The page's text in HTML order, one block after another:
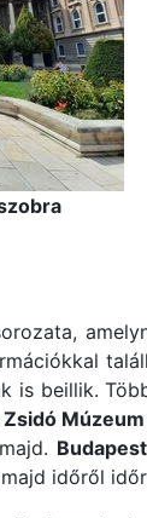
is beillik.
Budapest
időről